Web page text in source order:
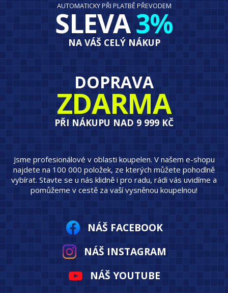
AUTOMATICKY PŘI PLATBĚ PŘEVODEM
SLEVA3%
NA VÁŠ CELÝ NÁKUP
DOPRAVA
ZDARMA
PŘI NÁKUPU NAD 9 999 KČ
Jsme profesionálové v oblasti koupelen. V našem e-shopu
najdete na 100 000 položek, ze kterých můžete pohodlně
vybírat. Stavte se u nás klidně i pro radu, rádi vás uvidíme a
pomůžeme v cestě za vaší vysněnou koupelnou!
NÁŠ FACEBOOK
NÁŠ INSTAGRAM
NÁŠ YOUTUBE